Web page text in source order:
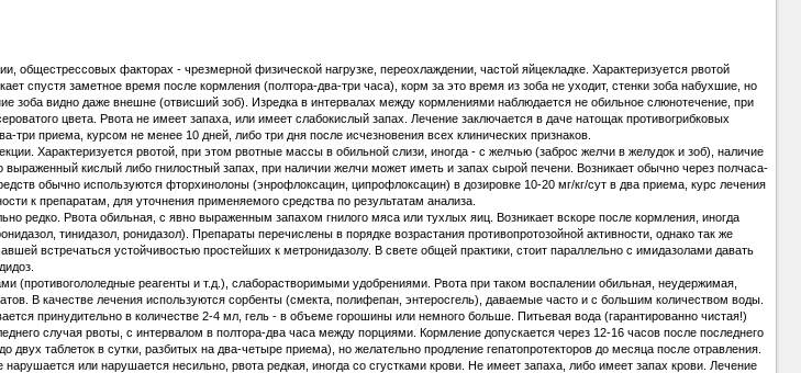
общестрессовых факторах - чрезмерной физической нагрузке, переохлаждении, частой яйцекладке. Характеризуется рвотой
спустя заметное время после кормления (полтора-два-три часа), корм за это время из зоба не уходит, стенки зоба набухшие, но
зоба видно даже внешне (отвисший зоб). Изредка в интервалах между кормлениями наблюдается не обильное слюнотечение, при
цвета. Рвота не имеет запаха, или имеет слабокислый запах. Лечение заключается в даче натощак противогрибковых
приема, курсом не менее 10 дней, либо три дня после исчезновения всех клинических признаков.
Характеризуется рвотой, при этом рвотные массы в обильной слизи, иногда - с желчью (заброс желчи в желудок и зоб), наличие
кислый либо гнилостный запах, при наличии желчи может иметь и запах сырой печени. Возникает обычно через полчаса-
обычно используются фторхинолоны (энрофлоксацин, ципрофлоксацин) в дозировке 10-20 мг/кг/сут в два приема, курс лечения
к препаратам, для уточнения применяемого средства по результатам анализа.
редко. Рвота обильная, с явно выраженным запахом гнилого мяса или тухлых яиц. Возникает вскоре после кормления, иногда
тинидазол, ронидазол). Препараты перечислены в порядке возрастания противопротозойной активности, однако так же
встречаться устойчивостью простейших к метронидазолу. В свете общей практики, стоит параллельно с имидазолами давать
реагенты и т.д.), слаборастворимыми удобрениями. Рвота при таком воспалении обильная, неудержимая,
В качестве лечения используются сорбенты (смекта, полифепан, энтеросгель), даваемые часто и с большим количеством воды.
принудительно в количестве 2-4 мл, гель - в объеме горошины или немного больше. Питьевая вода (гарантированно чистая!)
случая рвоты, с интервалом в полтора-два часа между порциями. Кормление допускается через 12-16 часов после последнего
таблеток в сутки, разбитых на два-четыре приема), но желательно продление гепатопротекторов до месяца после отравления.
или нарушается несильно, рвота редкая, иногда со сгустками крови. Не имеет запаха, либо имеет запах крови. Лечение